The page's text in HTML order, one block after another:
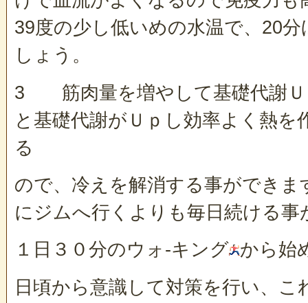
39度の少し低いめの水温で、20
しょう。
3 筋肉量を増やして基礎代謝Ｕ
と基礎代謝がＵｐし効率よく熱を
る
ので、冷えを解消する事ができま
にジムへ行くよりも毎日続ける事
１日３０分のウォ-キング から始
日頃から意識して対策を行い、こ